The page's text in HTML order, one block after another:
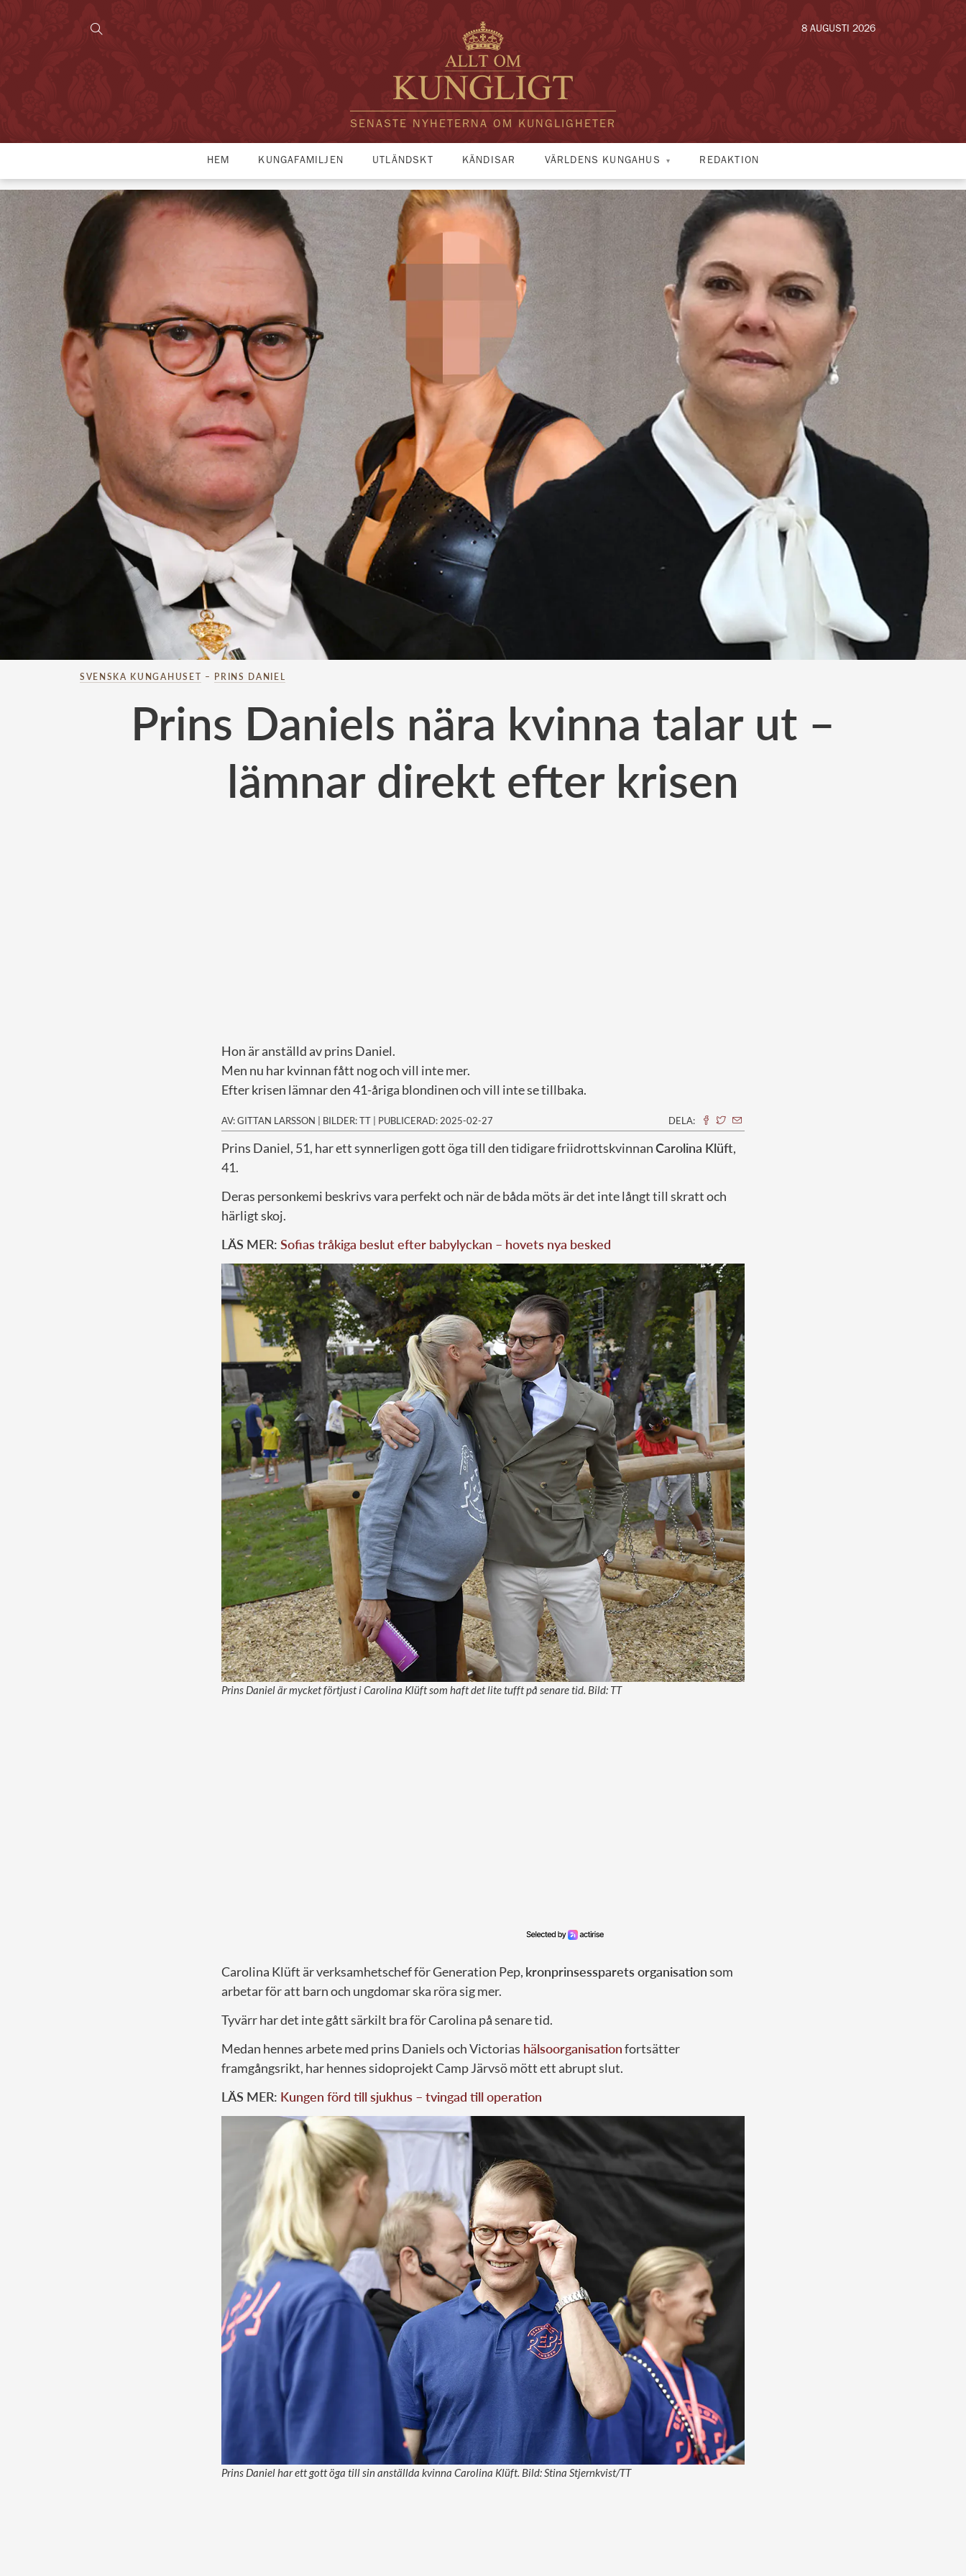
SENASTE NYHETERNA OM KUNGLIGHETER
8 AUGUSTI 2026
HEM KUNGAFAMILJEN UTLÄNDSKT KÄNDISAR VÄRLDENS KUNGAHUS REDAKTION
SVENSKA KUNGAHUSET – PRINS DANIEL
Prins Daniels nära kvinna talar ut –
lämnar direkt efter krisen
Hon är anställd av prins Daniel.
Men nu har kvinnan fått nog och vill inte mer.
Efter krisen lämnar den 41-åriga blondinen och vill inte se tillbaka.
AV: GITTAN LARSSON | BILDER: TT | PUBLICERAD: 2025-02-27 DELA:
Prins Daniel, 51, har ett synnerligen gott öga till den tidigare friidrottskvinnanCarolina Klüft,
41.
Deras personkemi beskrivs vara perfekt och när de båda möts är det inte långt till skratt och
härligt skoj.
LÄS MER: Sofias tråkiga beslut efter babylyckan – hovets nya besked
Prins Daniel är mycket förtjust i Carolina Klüft som haft det lite tufft på senare tid. Bild: TT
Carolina Klüft är verksamhetschef för Generation Pep, kronprinsessparets organisationsom
arbetar för att barn och ungdomar ska röra sig mer.
Tyvärr har det inte gått särkilt bra för Carolina på senare tid.
Medan hennes arbete med prins Daniels och Victorias hälsoorganisationfortsätter
framgångsrikt, har hennes sidoprojekt Camp Järvsö mött ett abrupt slut.
LÄS MER: Kungen förd till sjukhus – tvingad till operation
Prins Daniel har ett gott öga till sin anställda kvinna Carolina Klüft. Bild: Stina Stjernkvist/TT